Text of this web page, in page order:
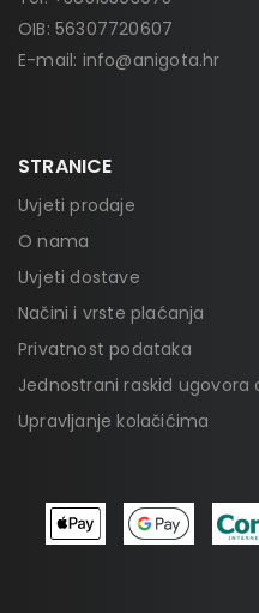
OIB: 56307720607
E-mail: info@anigota.hr
STRANICE
Uvjeti prodaje
O nama
Uvjeti dostave
Načini i vrste plaćanja
Privatnost podataka
Jednostrani raskid ugovora
Upravljanje kolačićima